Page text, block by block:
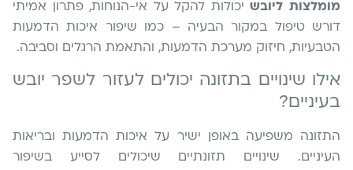
מומלצות ליובשיכולות להקל על אי-הנוחות, פתרון אמיתי
דורש טיפול במקור הבעיה – כמו שיפור איכות הדמעות
הטבעיות, חיזוק מערכת הדמעות, והתאמת הרגלים וסביבה.
אילו שינויים בתזונה יכולים לעזור לשפר יובש
בעיניים?
התזונה משפיעה באופן ישיר על איכות הדמעות ובריאות
העיניים. שינויים תזונתיים שיכולים לסייע בשיפור